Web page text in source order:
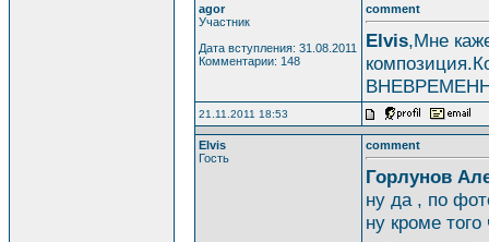
agor
Участник
Дата вступления: 31.08.2011
Комментарии: 148
comment
Elvis,Мне
21.11.2011 18:53
Elvis
Гость
comment
Горлунов
ну да , по
ну кроме